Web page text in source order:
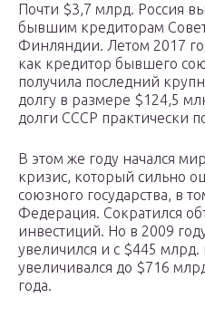
Почти $3,7 млрд. Россия
бывшим кредиторам
Финляндии. Летом 2017
как кредитор бывшего
получила последний
долгу в размере $124,5
долги СССР практически
В этом же году начался
кризис, который сильно
союзного государства, в
Федерация. Сократился
инвестиций. Но в 2009
увеличился и с $445
увеличивался до $716
года.